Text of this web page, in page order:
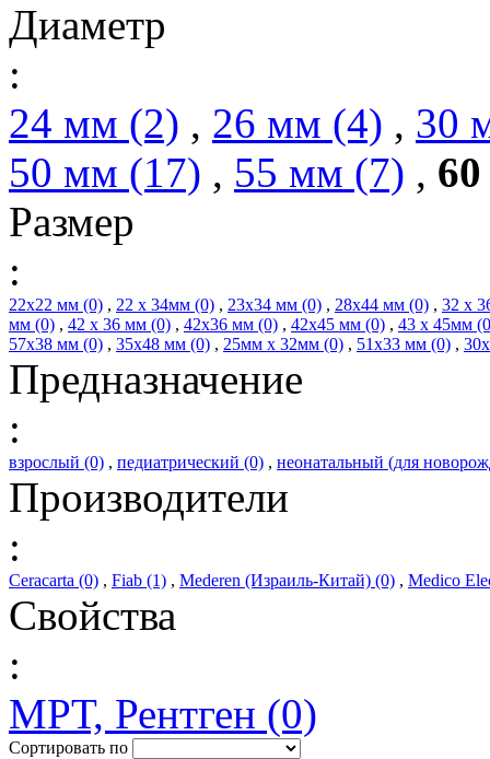
Диаметр
:
24 мм (2) , 26 мм (4) , 30
50 мм (17) , 55 мм (7) ,
Размер
:
22х22 мм (0) , 22 х 34мм (0) , 23х34 мм (0) , 28х44 мм (0) , 32 х
мм (0) , 42 х 36 мм (0) , 42х36 мм (0) , 42х45 мм (0) , 43 х 45мм
57х38 мм (0) , 35х48 мм (0) , 25мм х 32мм (0) , 51х33 мм (0) ,
Предназначение
:
взрослый (0) , педиатрический (0) , неонатальный (для
Производители
:
Ceracarta (0) , Fiab (1) , Mederen (Израиль-Китай) (0) , Medico
Свойства
:
МРТ, Рентген (0)
Сортировать по